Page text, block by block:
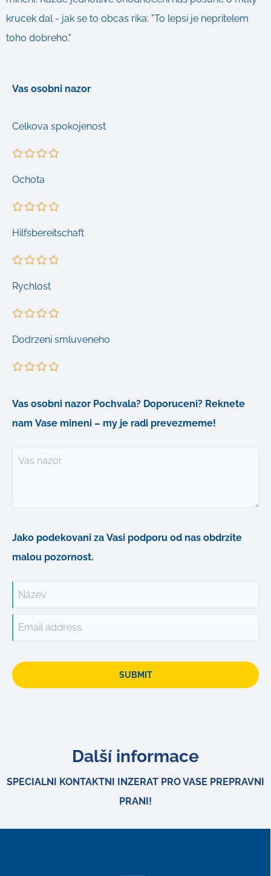
krucek dal - jak se to obcas rika: "To lepsi je nepritelem
toho dobreho."
Vas osobni nazor
Celkova spokojenost
Ochota
Hilfsbereitschaft
Rychlost
Dodrzeni smluveneho
Vas osobni nazor Pochvala? Doporuceni? Reknete
nam Vase mineni – my je radi prevezmeme!
Vas nazor
Jako podekovani za Vasi podporu od nas obdrzite
malou pozornost.
Název
Email address
SUBMIT
Další informace
SPECIALNI KONTAKTNI INZERAT PRO VASE PREPRAVNI
PRANI!